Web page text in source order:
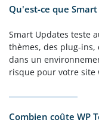
Qu'est-ce que
Smart Updates teste
thèmes, des plug-ins,
dans un
risque pour votre site
Combien coûte WP